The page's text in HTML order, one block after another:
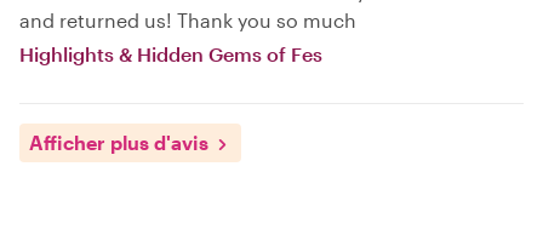
and returned us! Thank you so much
Highlights & Hidden Gems of Fes
Afficher plus d'avis